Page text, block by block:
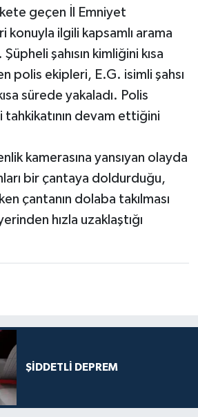
geçen İl Emniyet
konuyla ilgili kapsamlı arama
şahısın kimliğini kısa
polis ekipleri, E.G. isimli şahsı
sürede yakaladı. Polis
devam ettiğini
kamerasına yansıyan olayda
bir çantaya doldurduğu,
çantanın dolaba takılması
hızla uzaklaştığı
ŞİDDETLİ DEPREM